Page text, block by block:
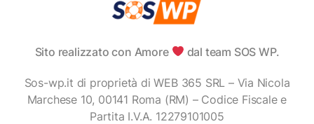
Sito realizzato con Amore dal team SOS WP.
Sos-wp.it di proprietà di WEB 365 SRL – Via Nicola
Marchese 10, 00141 Roma (RM) – Codice Fiscale e
Partita I.V.A. 12279101005